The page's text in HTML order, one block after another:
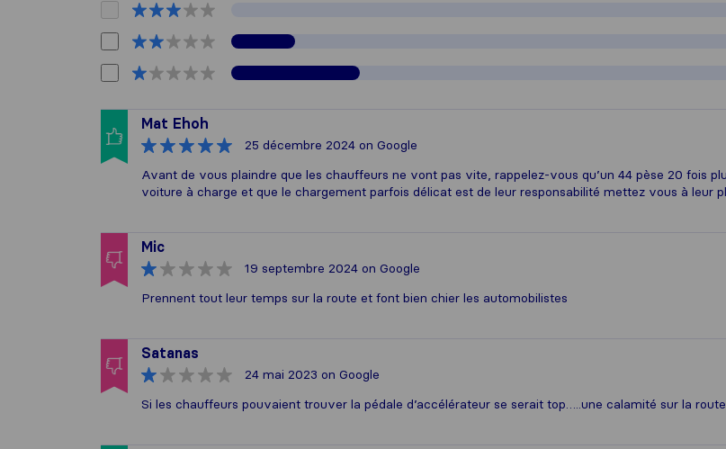
Mat Ehoh
25 décembre 2024 on Google
Avant de vous plaindre que les chauffeurs ne vont pas vite, rappelez-vous qu’un 44 pèse 20 fois
voiture à charge et que le chargement parfois délicat est de leur responsabilité mettez vous à leur
Mic
19 septembre 2024 on Google
Prennent tout leur temps sur la route et font bien chier les automobilistes
Satanas
24 mai 2023 on Google
Si les chauffeurs pouvaient trouver la pédale d’accélérateur se serait top…..une calamité sur la route